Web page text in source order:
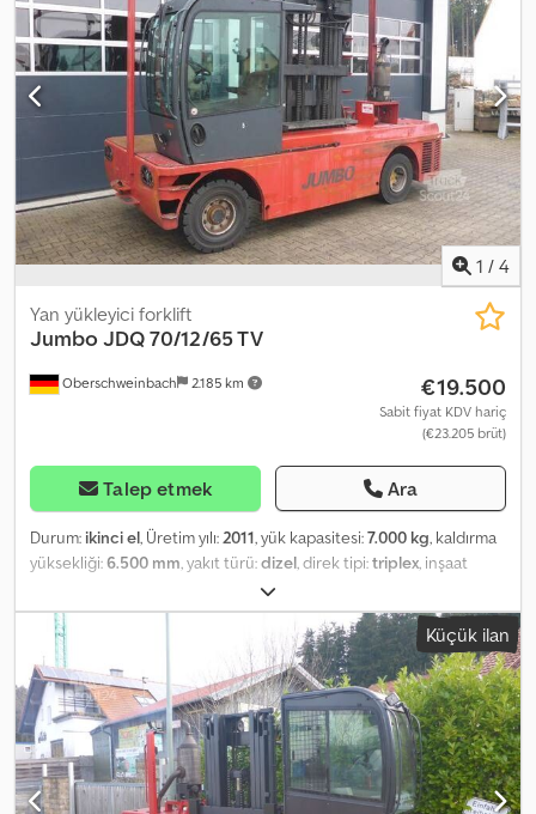
1 / 4
Oberschweinbach 2.185 km
Yan yükleyici forklift
JumboJDQ 70/12/65 TV
€19.500
Sabit fiyat KDV hariç
(€23.205 brüt)
Talep etmek Ara
Durum: ikinci el, Üretim yılı: 2011, yük kapasitesi:7.000 kg, kaldırma
yüksekliği:6.500 mm , yakıt türü:dizel , direk tipi:triplex , inşaat
, lastik durumu:
Attachments: Fork positioner, Dedpfx Amok Iz I Ro Uock
Küçük ilan